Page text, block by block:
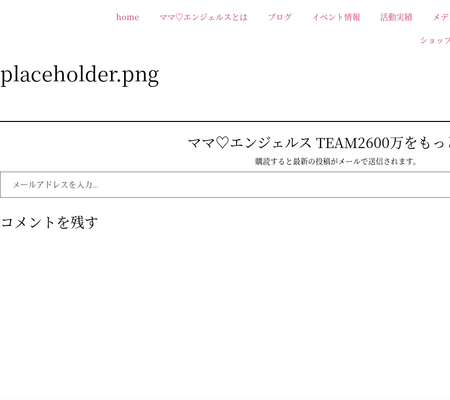
home ママ♡エンジェルスとは ブログ イベント情報 活動実績 メ
ショッ
placeholder.png
ママ♡エンジェルス TEAM2600万をもっ
購読すると最新の投稿がメールで送信されます。
コメントを残す